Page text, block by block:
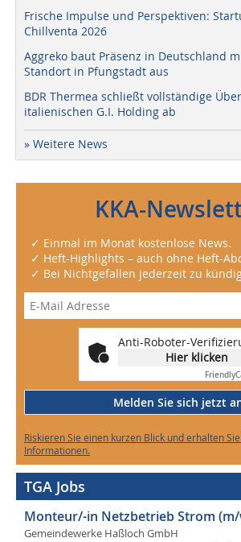
Frische Impulse und Perspektiven:
Chillventa 2026
Aggreko baut Präsenz in Deutschland
Standort in Pfungstadt aus
BDR Thermea schließt vollständige
italienischen G.I. Holding ab
» Weitere News
KKA-
✓ Einmal im Monat kostenlose News.
✓ Heft-Highlights – auch ohne Heft-
✓ Bei Nichtgefallen jederzeit zu
Anti-Roboter-
Hier klicken
Friendly
Melden Sie sich jetzt
Riskieren Sie einen kurzen Blick und erhalten
Informationen.
TGA Jobs
Monteur/-in Netzbetrieb Strom
Gemeindewerke Haßloch GmbH